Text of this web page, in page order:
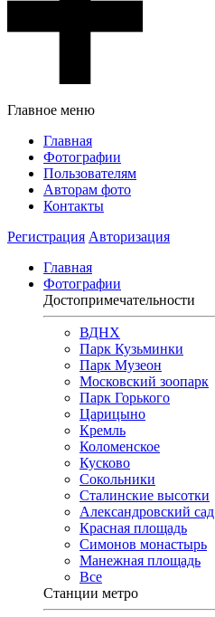
Главное меню
Главная
Фотографии
Пользователям
Авторам фото
Контакты
Регистрация Авторизация
Главная
Фотографии
Достопримечательности
ВДНХ
Парк Кузьминки
Парк Музеон
Московский зоопарк
Парк Горького
Царицыно
Кремль
Коломенское
Кусково
Сокольники
Сталинские высотки
Александровский сад
Красная площадь
Симонов монастырь
Манежная площадь
Все
Станции метро